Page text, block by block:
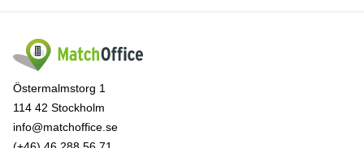
Östermalmstorg 1
114 42 Stockholm
info@matchoffice.se